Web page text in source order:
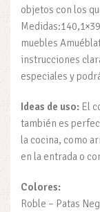
objetos con los
muebles
instrucciones
especiales y
Ideas de uso: El
también es
la cocina, como
en la entrada o
Colores:
Roble – Patas